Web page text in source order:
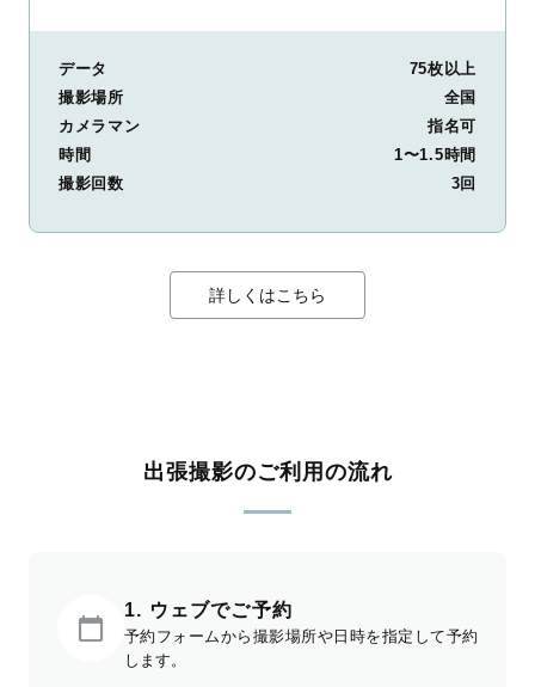
データ
75枚以上
撮影場所
全国
カメラマン
指名可
時間
1〜1.5時間
撮影回数
3回
詳しくはこちら
出張撮影のご利用の流れ
1. ウェブでご予約
予約フォームから撮影場所や日時を指定して予約
します。